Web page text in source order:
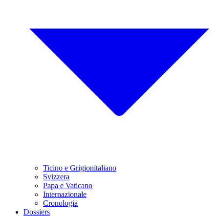
Ticino e Grigionitaliano
Svizzera
Papa e Vaticano
Internazionale
Cronologia
Dossiers